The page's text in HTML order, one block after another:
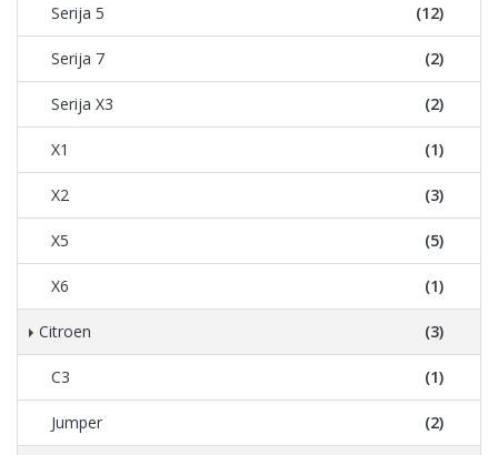
Serija 5 (12)
Serija 7 (2)
Serija X3 (2)
X1 (1)
X2 (3)
X5 (5)
X6 (1)
Citroen (3)
C3 (1)
Jumper (2)